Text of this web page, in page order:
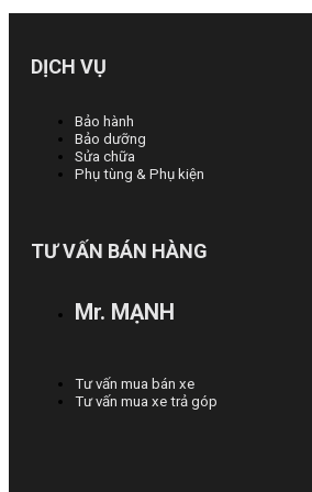
DỊCH VỤ
Bảo hành
Bảo dưỡng
Sửa chữa
Phụ tùng & Phụ kiện
TƯ VẤN BÁN HÀNG
Mr. MẠNH
Tư vấn mua bán xe
Tư vấn mua xe trả góp